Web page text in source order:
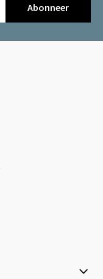
Abonneer